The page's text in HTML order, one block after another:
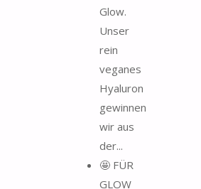
Glow.
Unser
rein
veganes
Hyaluron
gewinnen
wir aus
der...
🤩 FÜR
GLOW